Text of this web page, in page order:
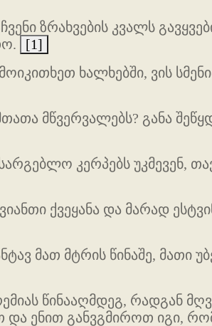
ჩვენი ზრახვების კვალს
[1]
ხალხებში, ვის
მწვერვალებს? განა
კერპებს უკმევენ,
ქვეყანა და მარად
მათ მტრის წინაშე, მათი
წინააღმდეგ, რადგან
და ენით განვგმიროთ იგი,